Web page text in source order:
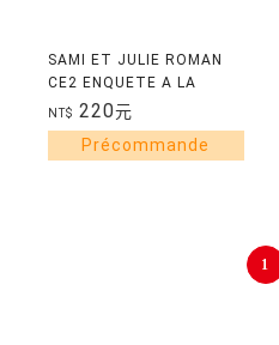
SAMI ET JULIE ROMAN
CE2 ENQUETE A LA
BIBLIOTHEQUE
NT$ 220元
1